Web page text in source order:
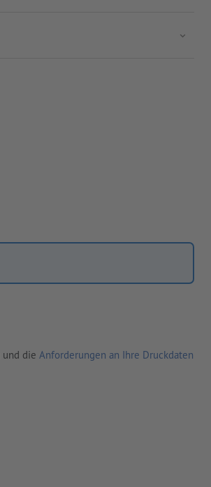
und die Anforderungen an Ihre Druckdaten